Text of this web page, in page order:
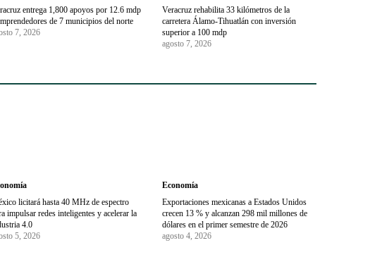
entrega 1,800 apoyos por 12.6 mdp
de 7 municipios del norte
7, 2026
Veracruz rehabilita 33 kilómetros de la
carretera Álamo-Tihuatlán con inversión
superior a 100 mdp
agosto 7, 2026
licitará hasta 40 MHz de espectro
impulsar redes inteligentes y acelerar la
4.0
5, 2026
Economía
Exportaciones mexicanas a Estados Unidos
crecen 13 % y alcanzan 298 mil millones de
dólares en el primer semestre de 2026
agosto 4, 2026